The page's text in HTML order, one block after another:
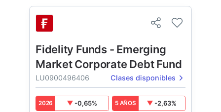
Fidelity Funds - Emerging
Market Corporate Debt Fund
LU0900496406 Clases disponibles
2026 -0,65% 5 AÑOS -2,63%